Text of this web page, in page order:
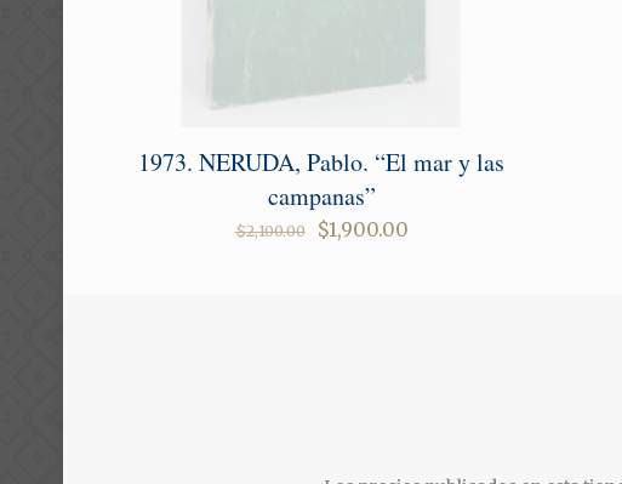
1973. NERUDA, Pablo. “El mar y las
campanas”
$2,100.00
Original
$1,900.00Current